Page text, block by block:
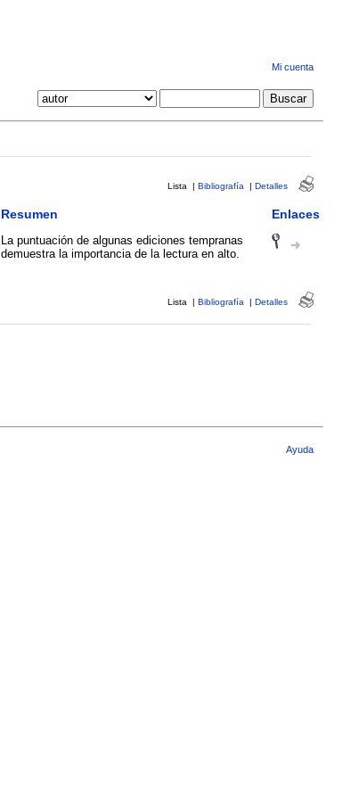
Mi cuenta
Lista | Bibliografía | Detalles
Resumen Enlaces
La puntuación de algunas ediciones tempranas
demuestra la importancia de la lectura en alto.
Lista | Bibliografía | Detalles
Ayuda